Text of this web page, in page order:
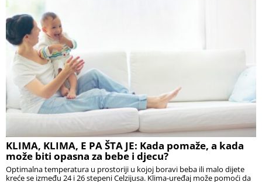
KLIMA, KLIMA, E PA ŠTA JE: Kada pomaže, a kada
može biti opasna za bebe i djecu?
Optimalna temperatura u prostoriji u kojoj boravi beba ili malo dijete
kreće se između 24 i 26 stepeni Celzijusa. Klima-uređaj može pomoći da